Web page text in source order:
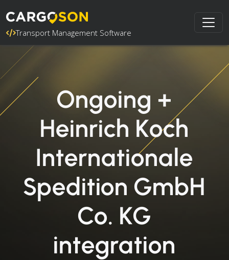
Transport Management Software
Ongoing +
Heinrich Koch
Internationale
Spedition GmbH
Co. KG
integration